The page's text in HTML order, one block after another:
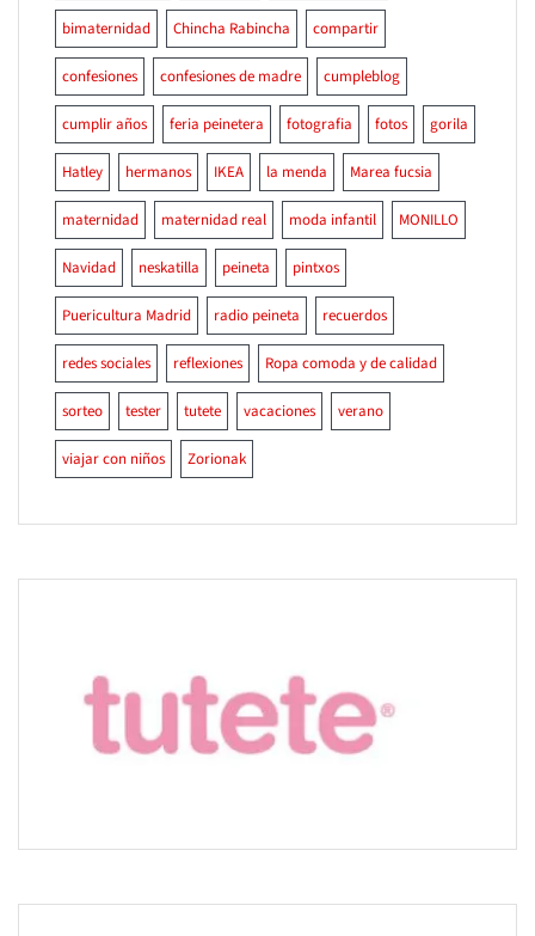
bimaternidad Chincha Rabincha compartir
confesiones confesiones de madre cumpleblog
cumplir años feria peinetera fotografia fotos gorila
Hatley hermanos IKEA la menda Marea fucsia
maternidad maternidad real moda infantil MONILLO
Navidad neskatilla peineta pintxos
Puericultura Madrid radio peineta recuerdos
redes sociales reflexiones Ropa comoda y de calidad
sorteo tester tutete vacaciones verano
viajar con niños Zorionak